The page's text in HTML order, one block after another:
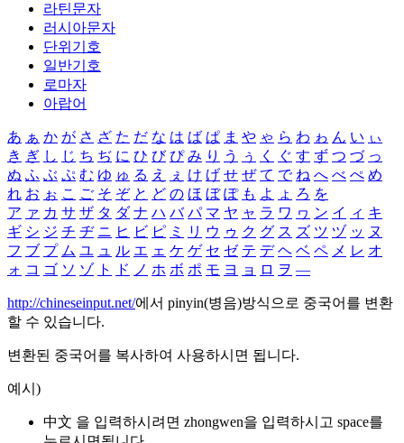
라틴문자
러시아문자
단위기호
일반기호
로마자
아랍어
あ ぁ か が さ ざ た だ な は ば ぱ ま や ゃ ら わ ゎ ん い ぃ
き ぎ し じ ち ぢ に ひ び ぴ み り う ぅ く ぐ す ず つ づ っ
ぬ ふ ぶ ぷ む ゆ ゅ る え ぇ け げ せ ぜ て で ね へ べ ぺ め
れ お ぉ こ ご そ ぞ と ど の ほ ぼ ぽ も よ ょ ろ を
ア ァ カ サ ザ タ ダ ナ ハ バ パ マ ヤ ャ ラ ワ ヮ ン イ ィ キ
ギ シ ジ チ ヂ ニ ヒ ビ ピ ミ リ ウ ゥ ク グ ス ズ ツ ヅ ッ ヌ
フ ブ プ ム ユ ュ ル エ ェ ケ ゲ セ ゼ テ デ ヘ ベ ペ メ レ オ
ォ コ ゴ ソ ゾ ト ド ノ ホ ボ ポ モ ヨ ョ ロ ヲ ―
http://chineseinput.net/에서 pinyin(병음)방식으로 중국어를 변환
할 수 있습니다.
변환된 중국어를 복사하여 사용하시면 됩니다.
예시)
中文 을 입력하시려면 zhongwen을 입력하시고 space를